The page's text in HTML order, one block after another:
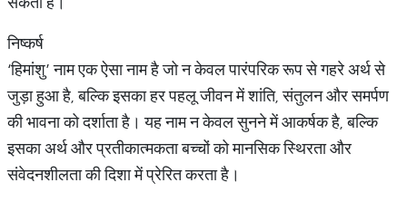
निष्कर्ष
‘हिमांशु’ नाम एक ऐसा नाम है जो न केवल पारंपरिक रूप से गहरे अर्थ से
जुड़ा हुआ है, बल्कि इसका हर पहलू जीवन में शांति, संतुलन और समर्पण
की भावना को दर्शाता है। यह नाम न केवल सुनने में आकर्षक है, बल्कि
इसका अर्थ और प्रतीकात्मकता बच्चों को मानसिक स्थिरता और
संवेदनशीलता की दिशा में प्रेरित करता है।